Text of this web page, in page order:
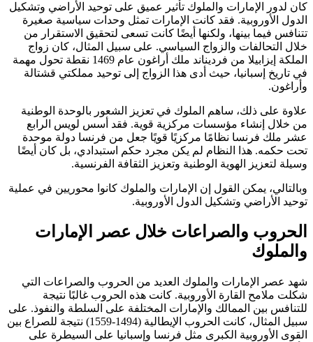
كان لدور الإمارات والملوك تأثير عميق على توحيد الأراضي وتشكيل
الدول الأوروبية. فقد كانت الإمارات تمثل وحدات سياسية صغيرة
تتنافس فيما بينها، ولكنها أيضًا كانت تسعى لتحقيق الاستقرار من
خلال التحالفات والزواج السياسي. على سبيل المثال، كان زواج
الملكة إيزابيلا من فرديناند ملك أراغون عام 1469 نقطة تحول مهمة
في تاريخ إسبانيا، حيث أدى هذا الزواج إلى توحيد مملكتي قشتالة
وأراغون.
علاوة على ذلك، ساهم الملوك في تعزيز الشعور بالوحدة الوطنية
من خلال إنشاء مؤسسات مركزية قوية. فقد أسس لويس الرابع
عشر ملك فرنسا نظامًا مركزيًا قويًا جعل من فرنسا دولة موحدة
تحت حكمه. هذا النظام لم يكن مجرد حكم استبدادي، بل كان أيضًا
وسيلة لتعزيز الهوية الوطنية وتعزيز الثقافة الفرنسية.
وبالتالي، يمكن القول إن الإمارات والملوك كانوا محوريين في عملية
توحيد الأراضي وتشكيل الدول الأوروبية.
الحروب والصراعات خلال عصر الإمارات
والملوك
شهد عصر الإمارات والملوك العديد من الحروب والصراعات التي
شكلت ملامح القارة الأوروبية. كانت هذه الحروب غالبًا نتيجة
للتنافس بين الممالك والإمارات المختلفة على السلطة والنفوذ. على
سبيل المثال، كانت الحروب الإيطالية (1494-1559) نتيجة للصراع بين
القوى الأوروبية الكبرى مثل فرنسا وإسبانيا على السيطرة على